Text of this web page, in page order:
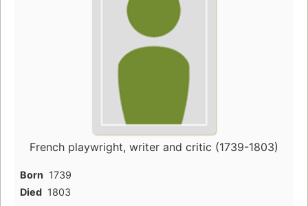
French playwright, writer and critic (1739-1803)
Born 1739
Died 1803